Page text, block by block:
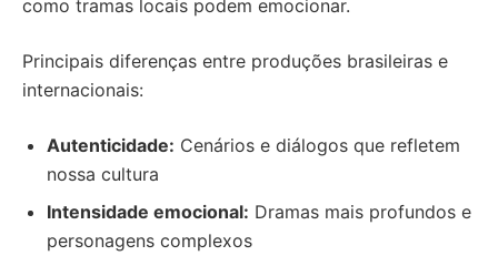
como tramas locais podem emocionar.
Principais diferenças entre produções brasileiras e
internacionais:
Autenticidade: Cenários e diálogos que refletem
nossa cultura
Intensidade emocional: Dramas mais profundos e
personagens complexos